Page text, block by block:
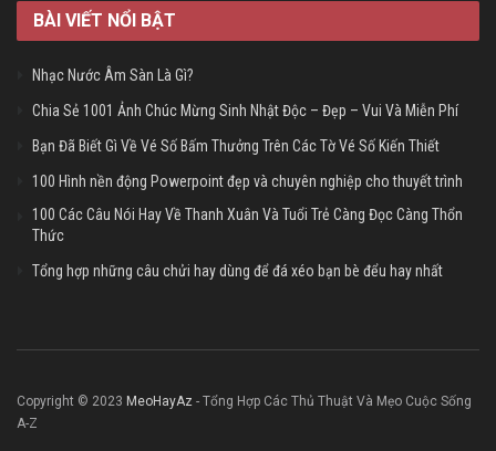
BÀI VIẾT NỔI BẬT
Nhạc Nước Âm Sàn Là Gì?
Chia Sẻ 1001 Ảnh Chúc Mừng Sinh Nhật Độc – Đẹp – Vui Và Miễn Phí
Bạn Đã Biết Gì Về Vé Số Bấm Thưởng Trên Các Tờ Vé Số Kiến Thiết
100 Hình nền động Powerpoint đẹp và chuyên nghiệp cho thuyết trình
100 Các Câu Nói Hay Về Thanh Xuân Và Tuổi Trẻ Càng Đọc Càng Thổn
Thức
Tổng hợp những câu chửi hay dùng để đá xéo bạn bè đểu hay nhất
Copyright © 2023 MeoHayAz - Tổng Hợp Các Thủ Thuật Và Mẹo Cuộc Sống
A-Z